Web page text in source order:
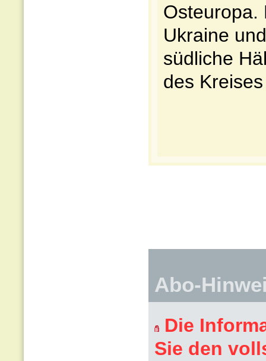
Osteuropa.
Ukraine
südliche
des
Abo-
Die
Sie den